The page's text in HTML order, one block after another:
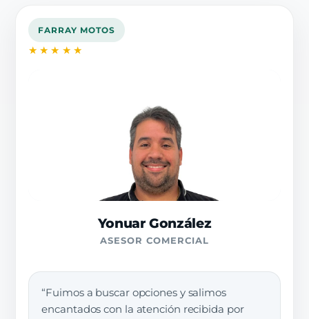
FARRAY MOTOS
★★★★★
Yonuar González
ASESOR COMERCIAL
“Fuimos a buscar opciones y salimos
encantados con la atención recibida por